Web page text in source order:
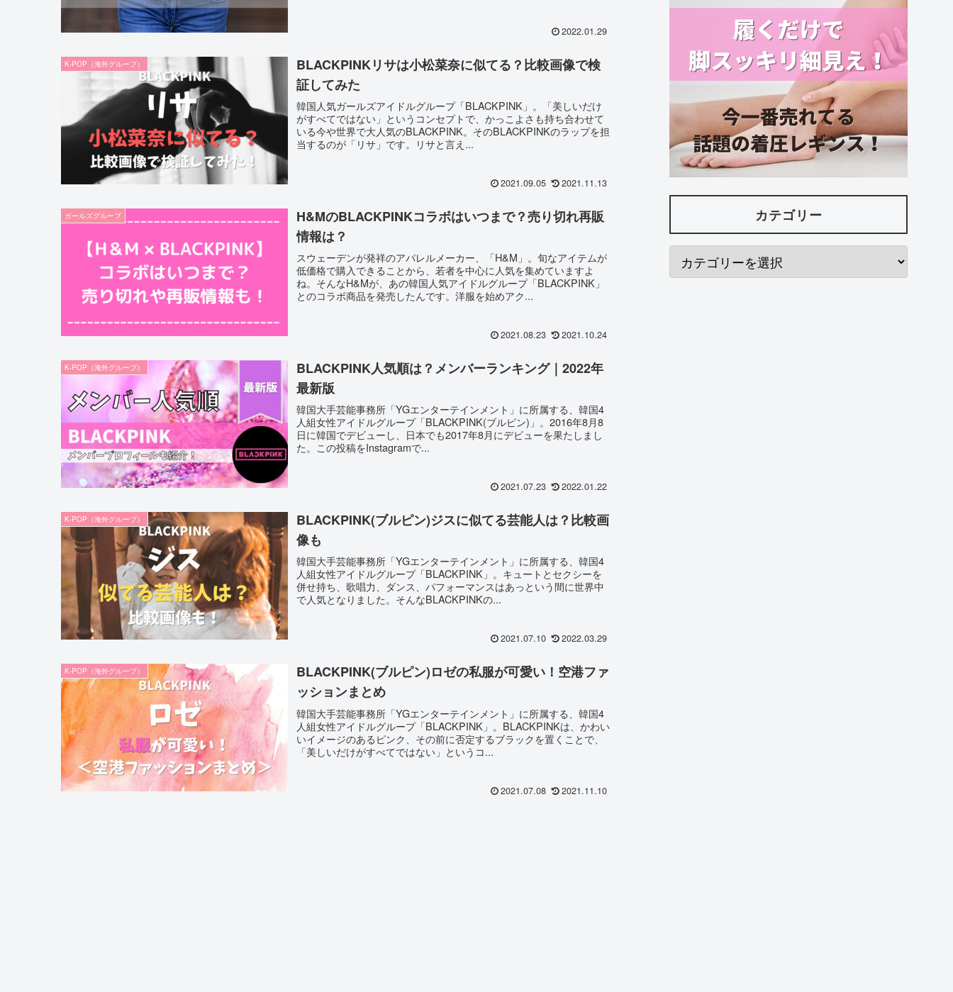
2022.01.29
K-POP（海外グループ）
BLACKPINKリサは小松菜奈に似てる？比較画像で検
証してみた
韓国人気ガールズアイドルグループ「BLACKPINK」。「美しいだけ
がすべてではない」というコンセプトで、かっこよさも持ち合わせて
いる今や世界で大人気のBLACKPINK。そのBLACKPINKのラップを担
当するのが「リサ」です。リサと言え...
2021.09.05 2021.11.13
ガールズグループ
H&MのBLACKPINKコラボはいつまで？売り切れ再販
情報は？
スウェーデンが発祥のアパレルメーカー、「H&M」。旬なアイテムが
低価格で購入できることから、若者を中心に人気を集めていますよ
ね。そんなH&Mが、あの韓国人気アイドルグループ「BLACKPINK」
とのコラボ商品を発売したんです。洋服を始めアク...
2021.08.23 2021.10.24
K-POP（海外グループ）
BLACKPINK人気順は？メンバーランキング｜2022年
最新版
韓国大手芸能事務所「YGエンターテインメント」に所属する、韓国4
人組女性アイドルグループ「BLACKPINK(ブルピン)」。2016年8月8
日に韓国でデビューし、日本でも2017年8月にデビューを果たしまし
た。この投稿をInstagramで...
2021.07.23 2022.01.22
K-POP（海外グループ）
BLACKPINK(ブルピン)ジスに似てる芸能人は？比較画
像も
韓国大手芸能事務所「YGエンターテインメント」に所属する、韓国4
人組女性アイドルグループ「BLACKPINK」。キュートとセクシーを
併せ持ち、歌唱力、ダンス、パフォーマンスはあっという間に世界中
で人気となりました。そんなBLACKPINKの...
2021.07.10 2022.03.29
K-POP（海外グループ）
BLACKPINK(ブルピン)ロゼの私服が可愛い！空港ファ
ッションまとめ
韓国大手芸能事務所「YGエンターテインメント」に所属する、韓国4
人組女性アイドルグループ「BLACKPINK」。BLACKPINKは、かわい
いイメージのあるピンク、その前に否定するブラックを置くことで、
「美しいだけがすべてではない」というコ...
2021.07.08 2021.11.10
カテゴリー